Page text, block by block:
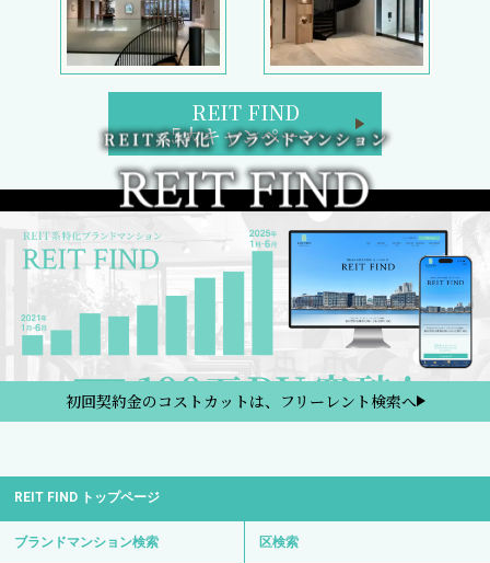
REIT FIND
5大キャンペーン
初回契約金のコストカットは、フリーレント検索へ
REIT FIND トップページ
ブランドマンション検索 区検索